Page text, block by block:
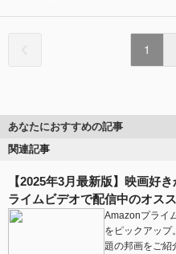
1
あなたにおすすめの記事
関連記事
【2025年3月最新版】映画好
ライムビデオで配信中のオス
Amazonプライ
をピックアップ
題の邦画をご